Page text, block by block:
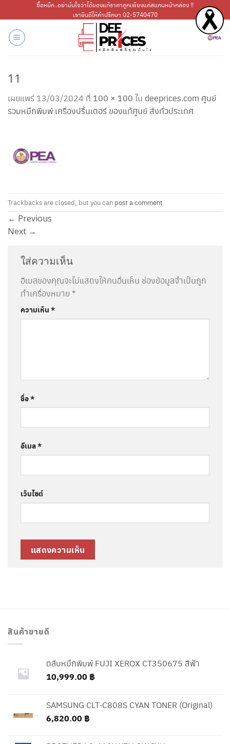
ไป
เนื้อหา
ซื้อหมึก..อย่ามั่นใจว่าได้ของแท้ราคาถูกเพียงแค่สแกนหน้ากล่อง !!
เรายินดีให้คำปรึกษา 02-5740470
11
เผยแพร่ 13/03/2024 ที่ 100 × 100 ใน deeprices.com ศูนย์
รวมหมึกพิมพ์ เครื่องปริ้นเตอร์ ของแท้ศูนย์ ส่งทั่วประเทศ
Trackbacks are closed, but you can post a comment
← Previous
Next →
ใส่ความเห็น
อีเมลของคุณจะไม่แสดงให้คนอื่นเห็น ช่องข้อมูลจำเป็นถูก
ทำเครื่องหมาย *
ความเห็น*
ชื่อ*
อีเมล*
เว็บไซต์
สินค้าขายดี
ตลับหมึกพิมพ์ FUJI XEROX CT350675 สีฟ้า
10,999.00 ฿
SAMSUNG CLT-C808S CYAN TONER (Original)
6,820.00 ฿